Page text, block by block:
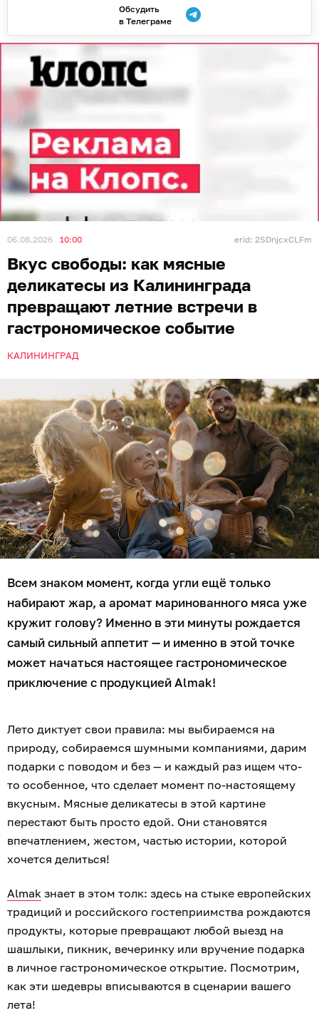
Обсудить
в Телеграме
06.08.2026 10:00 erid: 2SDnjcxCLFm
Вкус свободы: как мясные
деликатесы из Калининграда
превращают летние встречи в
гастрономическое событие
КАЛИНИНГРАД
Всем знаком момент, когда угли ещё только
набирают жар, а аромат маринованного мяса уже
кружит голову? Именно в эти минуты рождается
самый сильный аппетит — и именно в этой точке
может начаться настоящее гастрономическое
приключение с продукцией Almak!
Лето диктует свои правила: мы выбираемся на
природу, собираемся шумными компаниями, дарим
подарки с поводом и без — и каждый раз ищем что-
то особенное, что сделает момент по-настоящему
вкусным. Мясные деликатесы в этой картине
перестают быть просто едой. Они становятся
впечатлением, жестом, частью истории, которой
хочется делиться!
Almak знает в этом толк: здесь на стыке европейских
традиций и российского гостеприимства рождаются
продукты, которые превращают любой выезд на
шашлыки, пикник, вечеринку или вручение подарка
в личное гастрономическое открытие. Посмотрим,
как эти шедевры вписываются в сценарии вашего
лета!